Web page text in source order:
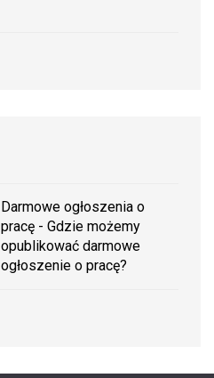
Darmowe ogłoszenia o
pracę - Gdzie możemy
opublikować darmowe
ogłoszenie o pracę?